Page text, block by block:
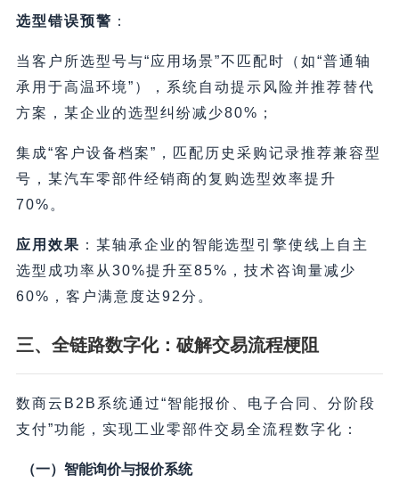
选型错误预警 ：
当客户所选型号与“应用场景”不匹配时（如“普通轴
承用于高温环境”），系统自动提示风险并推荐替代
方案，某企业的选型纠纷减少80%；
集成“客户设备档案”，匹配历史采购记录推荐兼容型
号，某汽车零部件经销商的复购选型效率提升
70%。
应用效果 ：某轴承企业的智能选型引擎使线上自主
选型成功率从30%提升至85%，技术咨询量减少
60%，客户满意度达92分。
三、全链路数字化：破解交易流程梗阻
数商云B2B系统通过“智能报价、电子合同、分阶段
支付”功能，实现工业零部件交易全流程数字化：
（一）智能询价与报价系统